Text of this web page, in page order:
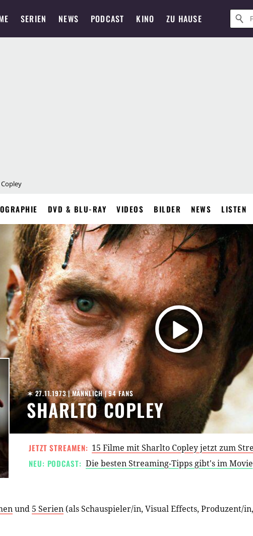
SERIEN NEWS PODCAST KINO ZU HAUSE
DVD & BLU-RAY VIDEOS BILDER NEWS LISTEN
SHARLTO COPLEY
✶ 27.11.1973| MÄNNLICH | 94 FANS
JETZT STREAMEN: 15 Filme mit Sharlto Copley jetzt zum
NEU: PODCAST: Die besten Streaming-Tipps gibt's im
und 5 Serien (alsSchauspieler/in, Visual Effects, Produzent/in,